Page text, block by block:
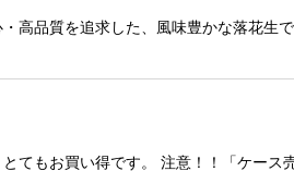
高品質を追求した、風味豊かな落花生
てもお買い得です。 注意！！「ケー